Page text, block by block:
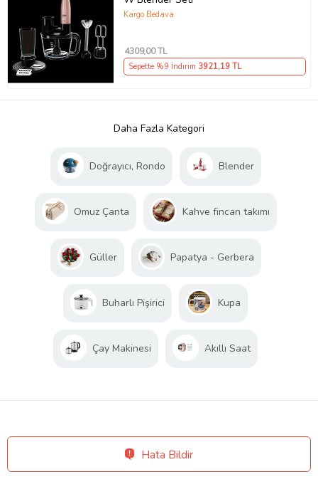
Kargo Bedava
4309,00 TL
Sepette %9 İndirim 3921,19 TL
Daha Fazla Kategori
Doğrayıcı, Rondo Blender
Omuz Çanta Kahve fincan takımı
Güller Papatya - Gerbera
Buharlı Pişirici Kupa
Çay Makinesi Akıllı Saat
Hata Bildir